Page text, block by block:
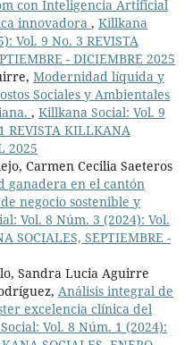
con Inteligencia Artificial
innovadora , Killkana
Vol. 9 No. 3 REVISTA
- DICIEMBRE 2025
Modernidad líquida y
Sociales y Ambientales
, Killkana Social: Vol. 9
REVISTA KILLKANA
2025
Carmen Cecilia Saeteros
ganadera en el cantón
negocio sostenible y
Vol. 8 Núm. 3 (2024): Vol.
SOCIALES, SEPTIEMBRE -
Sandra Lucia Aguirre
Análisis integral de
excelencia clínica del
Vol. 8 Núm. 1 (2024):